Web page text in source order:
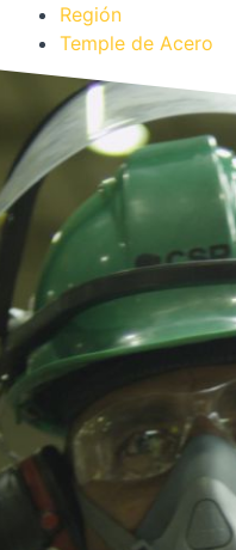
Región
Temple de Acero